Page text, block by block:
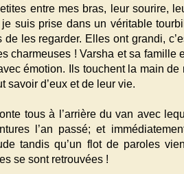
entre mes bras, leur sourire,
suis prise dans un véritable
de les regarder. Elles ont grandi,
charmeuses ! Varsha et sa famille
émotion. Ils touchent la main
savoir d’eux et de leur vie.
tous à l’arrière du van avec
l’an passé; et
tandis qu’un flot de paroles
se sont retrouvées !